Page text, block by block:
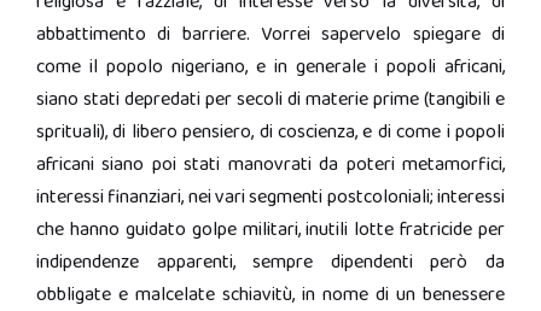
abbattimento di barriere. Vorrei sapervelo spiegare di
come il popolo nigeriano, e in generale i popoli africani,
siano stati depredati per secoli di materie prime (tangibili e
sprituali), di libero pensiero, di coscienza, e di come i popoli
africani siano poi stati manovrati da poteri metamorfici,
interessi finanziari, nei vari segmenti postcoloniali; interessi
che hanno guidato golpe militari, inutili lotte fratricide per
indipendenze apparenti, sempre dipendenti però da
obbligate e malcelate schiavitù, in nome di un benessere